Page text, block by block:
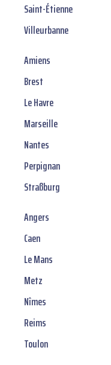
Saint-Étienne
Villeurbanne
Amiens
Brest
Le Havre
Marseille
Nantes
Perpignan
Straßburg
Angers
Caen
Le Mans
Metz
Nîmes
Reims
Toulon